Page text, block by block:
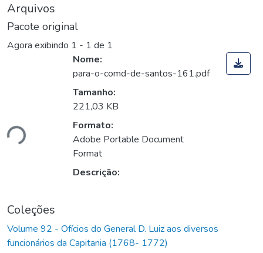
Arquivos
Pacote original
Agora exibindo 1 - 1 de 1
Nome:
para-o-comd-de-santos-161.pdf
Tamanho:
221,03 KB
Formato:
Adobe Portable Document
Format
Descrição:
Coleções
Volume 92 - Ofícios do General D. Luiz aos diversos
funcionários da Capitania (1768- 1772)